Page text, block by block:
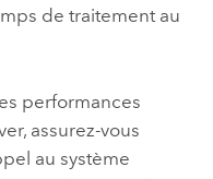
de traitement au
performances
, assurez-vous
au système